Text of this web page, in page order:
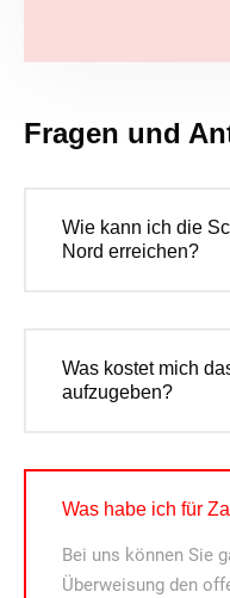
Fragen und
Wie kann ich die
Nord erreichen?
Was kostet mich
aufzugeben?
Was habe ich für
Bei uns können Sie
Überweisung den